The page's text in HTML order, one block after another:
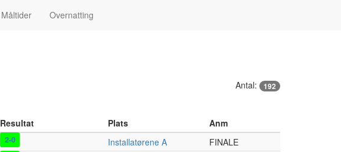
Måltider Overnatting
Antal: 192
Resultat Plats
Anm
2-0 Installatørene A
FINALE